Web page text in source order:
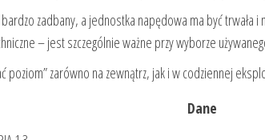
zadbany, a jednostka napędowa ma być trwała i
– jest szczególnie ważne przy wyborze
poziom” zarówno na zewnątrz, jak i w codziennej
Dane